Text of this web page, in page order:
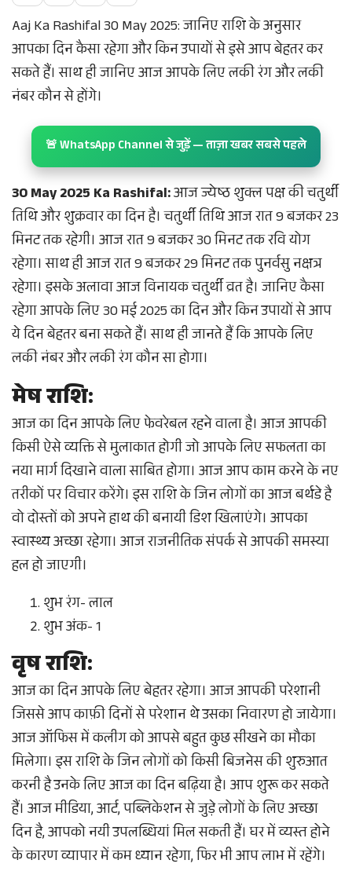
Aaj Ka Rashifal 30 May 2025: जानिए राशि के अनुसार
आपका दिन कैसा रहेगा और किन उपायों से इसे आप बेहतर कर
सकते हैं। साथ ही जानिए आज आपके लिए लकी रंग और लकी
नंबर कौन से होंगे।
🚨 WhatsApp Channel से जुड़ें — ताज़ा खबर सबसे पहले
30 May 2025 Ka Rashifal:आज ज्येष्ठ शुक्ल पक्ष की चतुर्थी
तिथि और शुक्रवार का दिन है। चतुर्थी तिथि आज रात 9 बजकर 23
मिनट तक रहेगी। आज रात 9 बजकर 30 मिनट तक रवि योग
रहेगा। साथ ही आज रात 9 बजकर 29 मिनट तक पुनर्वसु नक्षत्र
रहेगा। इसके अलावा आज विनायक चतुर्थी व्रत है। जानिए कैसा
रहेगा आपके लिए 30 मई 2025 का दिन और किन उपायों से आप
ये दिन बेहतर बना सकते हैं। साथ ही जानते हैं कि आपके लिए
लकी नंबर और लकी रंग कौन सा होगा।
मेष राशि:
आज का दिन आपके लिए फेवरेबल रहने वाला है। आज आपकी
किसी ऐसे व्यक्ति से मुलाकात होगी जो आपके लिए सफलता का
नया मार्ग दिखाने वाला साबित होगा। आज आप काम करने के नए
तरीकों पर विचार करेंगे। इस राशि के जिन लोगों का आज बर्थडे है
वो दोस्तों को अपने हाथ की बनायी डिश खिलाएंगे। आपका
स्वास्थ्य अच्छा रहेगा। आज राजनीतिक संपर्क से आपकी समस्या
हल हो जाएगी।
शुभ रंग- लाल
शुभ अंक- 1
वृष राशि:
आज का दिन आपके लिए बेहतर रहेगा। आज आपकी परेशानी
जिससे आप काफ़ी दिनों से परेशान थे उसका निवारण हो जायेगा।
आज ऑफिस में कलीग को आपसे बहुत कुछ सीखने का मौका
मिलेगा। इस राशि के जिन लोगों को किसी बिजनेस की शुरुआत
करनी है उनके लिए आज का दिन बढ़िया है। आप शुरू कर सकते
हैं। आज मीडिया, आर्ट, पब्लिकेशन से जुड़े लोगों के लिए अच्छा
दिन है, आपको नयी उपलब्धियां मिल सकती हैं। घर में व्यस्त होने
के कारण व्यापार में कम ध्यान रहेगा, फिर भी आप लाभ में रहेंगे।